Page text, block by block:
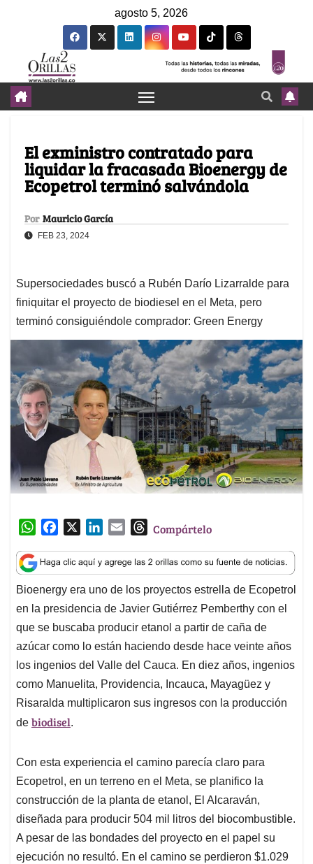
agosto 5, 2026
El exministro contratado para
liquidar la fracasada Bioenergy de
Ecopetrol terminó salvándola
Por Mauricio García
FEB 23, 2024
Supersociedades buscó a Rubén Darío Lizarralde para
finiquitar el proyecto de biodiesel en el Meta, pero
terminó consiguiéndole comprador: Green Energy
W
a
t
s
A
p
p
c
e
b
o
o
k
n
k
e
d
I
n
a
i
l
T
r
e
a
d
s
Compártelo
Bioenergy era uno de los proyectos estrella de Ecopetrol
en la presidencia de Javier Gutiérrez Pemberthy con el
que se buscaba producir etanol a partir de caña de
azúcar como lo están haciendo desde hace veinte años
los ingenios del Valle del Cauca. En diez años, ingenios
como Manuelita, Providencia, Incauca, Mayagüez y
Risaralda multiplicaron sus ingresos con la producción
de biodisel.
Con esta experiencia el camino parecía claro para
Ecopetrol, en un terreno en el Meta, se planifico la
construcción de la planta de etanol, El Alcaraván,
diseñada para producir 504 mil litros del biocombustible.
A pesar de las bondades del proyecto en el papel su
ejecución no resultó. En el camino se perdieron $1.029